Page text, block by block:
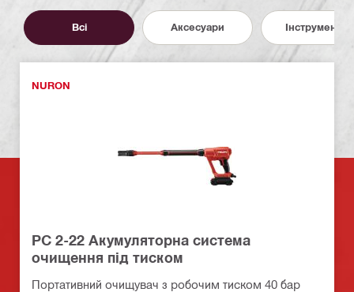
Всі Аксесуари Інструменти
NURON
PC 2-22 Акумуляторна система
очищення під тиском
Портативний очищувач з робочим тиском 40 бар